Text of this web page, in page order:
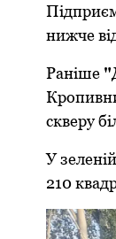
нижче
Раніше
скверу
У
210